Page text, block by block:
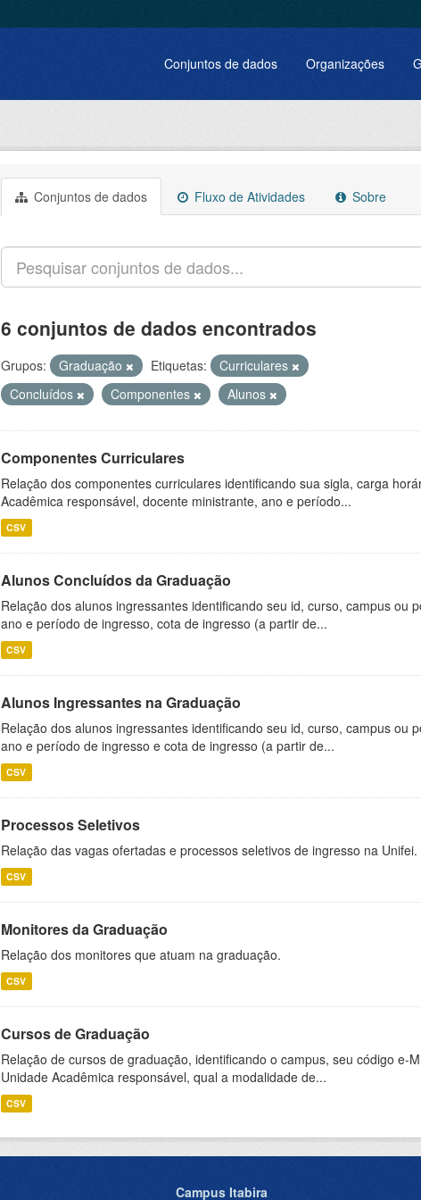
Conjuntos de dados Organizações
Conjuntos de dados Fluxo de Atividades Sobre
6 conjuntos de dados encontrados
Grupos: Graduação Etiquetas:
Curriculares
Concluídos
Componentes Alunos
Componentes Curriculares
Relação dos componentes curriculares identificando sua sigla, carga
Acadêmica responsável, docente ministrante, ano e período...
CSV
Alunos Concluídos da Graduação
Relação dos alunos ingressantes identificando seu id, curso, campus ou
ano e período de ingresso, cota de ingresso (a partir de...
CSV
Alunos Ingressantes na Graduação
Relação dos alunos ingressantes identificando seu id, curso, campus ou
ano e período de ingresso e cota de ingresso (a partir de...
CSV
Processos Seletivos
Relação das vagas ofertadas e processos seletivos de ingresso na Unifei.
CSV
Monitores da Graduação
Relação dos monitores que atuam na graduação.
CSV
Cursos de Graduação
Relação de cursos de graduação, identificando o campus, seu código e-
Unidade Acadêmica responsável, qual a modalidade de...
CSV
Campus Itabira